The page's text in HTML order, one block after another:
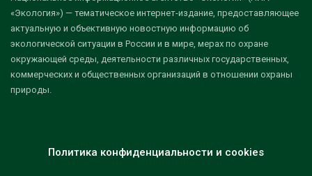
«Экология») — тематическое интернет-издание, предоставляющее
актуальную и объективную новостную информацию об
экологической ситуации в России и в мире, мерах по охране
окружающей среды, деятельности различных государственных,
коммерческих и общественных организаций в отношении охраны
природы.
Политика конфиденциальности и cookies